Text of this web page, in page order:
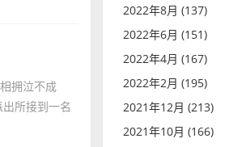
拥泣不成
所接到一名
2022年8月 (137)
2022年6月 (151)
2022年4月 (167)
2022年2月 (195)
2021年12月 (213)
2021年10月 (166)